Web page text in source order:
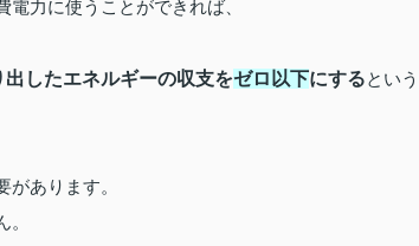
力に使うことができれば、
したエネルギーの収支をゼロ以下にするという
あります。